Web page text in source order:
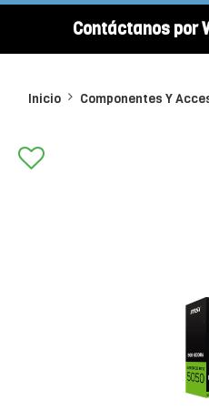
Contáctanos por
Inicio Componentes Y